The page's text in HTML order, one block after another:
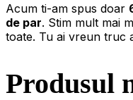
Acum ti-am spus doar
de par. Stim mult mai
toate. Tu ai vreun truc
Produsul